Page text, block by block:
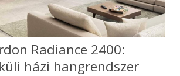
Radiance 2400:
házi hangrendszer